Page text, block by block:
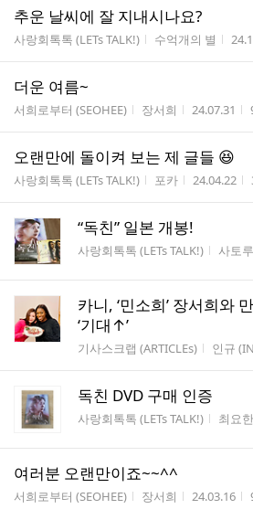
추운 날씨에 잘 지내시나요?
게시판명
사랑회톡톡 (LETs TALK!) 작성자
수억개의 별 작
더운 여름~
게시판명
서희로부터 (SEOHEE) 작성자
장서희 작성시간
24.07.31
오랜만에 돌이켜 보는 제 글들 😆
게시판명
사랑회톡톡 (LETs TALK!) 작성자
포카 작성시간
24.04.22
“독친” 일본 개봉!
게시판명
사랑회톡톡 (LETs TALK!) 작성자
사토루
카니, ‘민소희’ 장서희와
‘기대↑’
게시판명
기사스크랩 (ARTICLEs) 작성자
인규
독친 DVD 구매 인증
게시판명
사랑회톡톡 (LETs TALK!) 작성자
최요한
여러분 오랜만이죠~~^^
게시판명
서희로부터 (SEOHEE) 작성자
장서희 작성시간
24.03.16